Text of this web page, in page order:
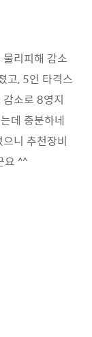
리피해 감소
고, 5인 타격스
소로 8영지
데 충분하네
니 추천장비
요 ^^